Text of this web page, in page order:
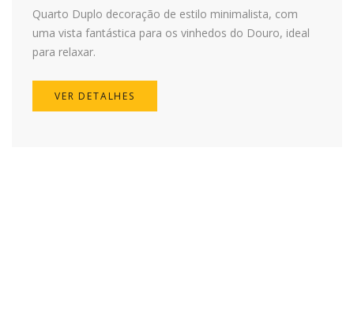
Quarto Duplo decoração de estilo minimalista, com
uma vista fantástica para os vinhedos do Douro, ideal
para relaxar.
VER DETALHES